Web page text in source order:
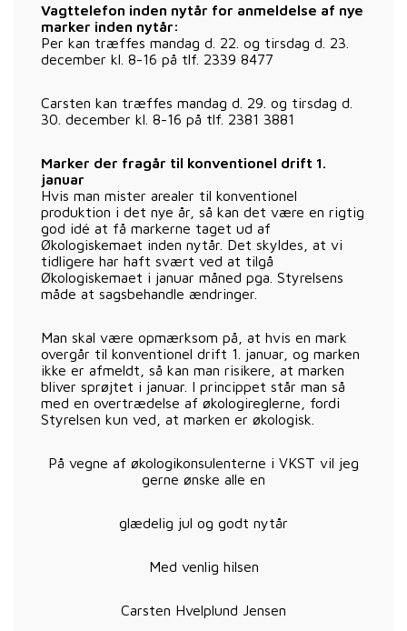
Vagttelefon inden nytår for anmeldelse af nye
marker inden nytår:
Per kan træffes mandag d. 22. og tirsdag d. 23.
december kl. 8-16 på tlf. 2339 8477
Carsten kan træffes mandag d. 29. og tirsdag d.
30. december kl. 8-16 på tlf. 2381 3881
Marker der fragår til konventionel drift 1.
januar
Hvis man mister arealer til konventionel
produktion i det nye år, så kan det være en rigtig
god idé at få markerne taget ud af
Økologiskemaet inden nytår. Det skyldes, at vi
tidligere har haft svært ved at tilgå
Økologiskemaet i januar måned pga. Styrelsens
måde at sagsbehandle ændringer.
Man skal være opmærksom på, at hvis en mark
overgår til konventionel drift 1. januar, og marken
ikke er afmeldt, så kan man risikere, at marken
bliver sprøjtet i januar. I princippet står man så
med en overtrædelse af økologireglerne, fordi
Styrelsen kun ved, at marken er økologisk.
På vegne af økologikonsulenterne i VKST vil jeg
gerne ønske alle en
glædelig jul og godt nytår
Med venlig hilsen
Carsten Hvelplund Jensen